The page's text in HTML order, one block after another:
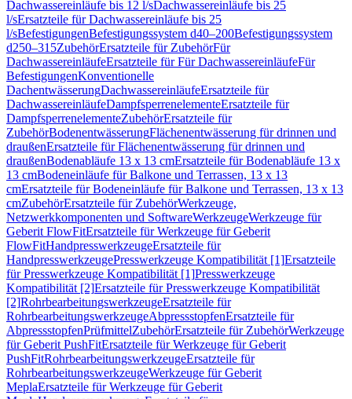
Dachwassereinläufe bis 12 l/sDachwassereinläufe bis 25
l/sErsatzteile für Dachwassereinläufe bis 25
l/sBefestigungenBefestigungssystem d40–200Befestigungssystem
d250–315ZubehörErsatzteile für ZubehörFür
DachwassereinläufeErsatzteile für Für DachwassereinläufeFür
BefestigungenKonventionelle
DachentwässerungDachwassereinläufeErsatzteile für
DachwassereinläufeDampfsperrenelementeErsatzteile für
DampfsperrenelementeZubehörErsatzteile für
ZubehörBodenentwässerungFlächenentwässerung für drinnen und
draußenErsatzteile für Flächenentwässerung für drinnen und
draußenBodenabläufe 13 x 13 cmErsatzteile für Bodenabläufe 13 x
13 cmBodeneinläufe für Balkone und Terrassen, 13 x 13
cmErsatzteile für Bodeneinläufe für Balkone und Terrassen, 13 x 13
cmZubehörErsatzteile für ZubehörWerkzeuge,
Netzwerkkomponenten und SoftwareWerkzeugeWerkzeuge für
Geberit FlowFitErsatzteile für Werkzeuge für Geberit
FlowFitHandpresswerkzeugeErsatzteile für
HandpresswerkzeugePresswerkzeuge Kompatibilität [1]Ersatzteile
für Presswerkzeuge Kompatibilität [1]Presswerkzeuge
Kompatibilität [2]Ersatzteile für Presswerkzeuge Kompatibilität
[2]RohrbearbeitungswerkzeugeErsatzteile für
RohrbearbeitungswerkzeugeAbpressstopfenErsatzteile für
AbpressstopfenPrüfmittelZubehörErsatzteile für ZubehörWerkzeuge
für Geberit PushFitErsatzteile für Werkzeuge für Geberit
PushFitRohrbearbeitungswerkzeugeErsatzteile für
RohrbearbeitungswerkzeugeWerkzeuge für Geberit
MeplaErsatzteile für Werkzeuge für Geberit